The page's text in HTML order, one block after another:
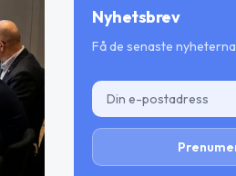
Nyhetsbrev
Få de senaste